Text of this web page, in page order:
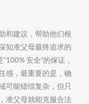
和建议，帮助他们根
知准父母最终追求的
安全”的保证，
感，最重要的是，确
可能错综复杂，但只
准父母就能克服合法